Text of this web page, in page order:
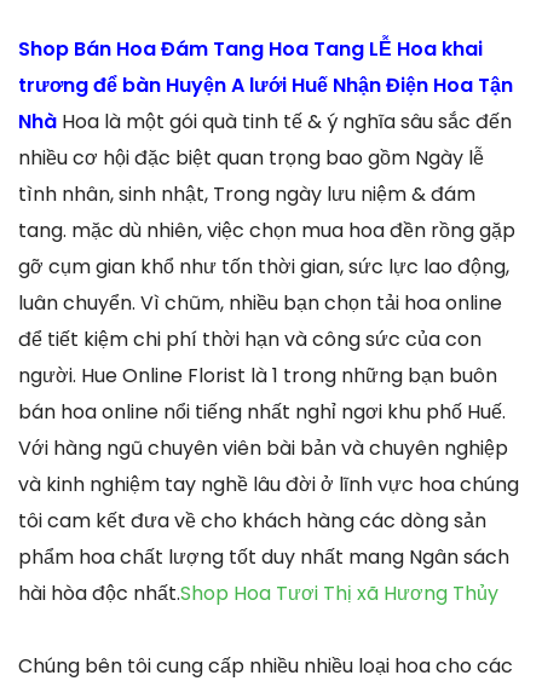
Shop Bán Hoa Đám Tang Hoa Tang LỄ Hoa khai
trương để bàn Huyện A lưới Huế Nhận Điện Hoa Tận
Nhà Hoa là một gói quà tinh tế & ý nghĩa sâu sắc đến
nhiều cơ hội đặc biệt quan trọng bao gồm Ngày lễ
tình nhân, sinh nhật, Trong ngày lưu niệm & đám
tang. mặc dù nhiên, việc chọn mua hoa đền rồng gặp
gỡ cụm gian khổ như tốn thời gian, sức lực lao động,
luân chuyển. Vì chũm, nhiều bạn chọn tải hoa online
để tiết kiệm chi phí thời hạn và công sức của con
người. Hue Online Florist là 1 trong những bạn buôn
bán hoa online nổi tiếng nhất nghỉ ngơi khu phố Huế.
Với hàng ngũ chuyên viên bài bản và chuyên nghiệp
và kinh nghiệm tay nghề lâu đời ở lĩnh vực hoa chúng
tôi cam kết đưa về cho khách hàng các dòng sản
phẩm hoa chất lượng tốt duy nhất mang Ngân sách
hài hòa độc nhất.Shop Hoa Tươi Thị xã Hương Thủy
Chúng bên tôi cung cấp nhiều nhiều loại hoa cho các